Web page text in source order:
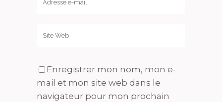
Enregistrer mon nom, mon e-
mail et mon site web dans le
navigateur pour mon prochain